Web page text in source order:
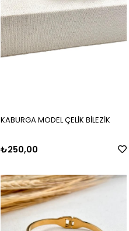
KABURGA MODEL ÇELİK BİLEZİK
₺250,00